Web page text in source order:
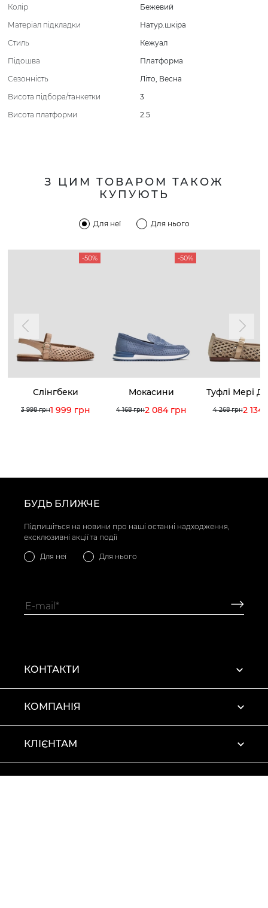
Колір
Бежевий
Матеріал підкладки
Натур.шкіра
Стиль
Кежуал
Підошва
Платформа
Сезонність
Літо, Весна
Висота підбора/танкетки
3
Висота платформи
2.5
З ЦИМ ТОВАРОМ ТАКОЖ
КУПУЮТЬ
Для неї Для нього
-50%
Слінгбеки
3 998 грн1 999 грн
-50%
Мокасини
4 168 грн2 084 грн
Туфлі Мері
4 268 грн2 134
БУДЬ БЛИЖЧЕ
Підпишіться на новини про наші останні надходження,
ексклюзивні акції та події
Для неї Для нього
КОНТАКТИ
КОМПАНІЯ
КЛІЄНТАМ